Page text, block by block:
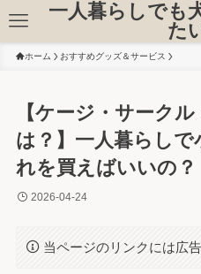
一人暮らしでも
た
ホーム おすすめグッズ＆サービス
【ケージ・サーク
は？】一人暮らし
れを買えばいいの？
2026-04-24
当ページのリンクには広